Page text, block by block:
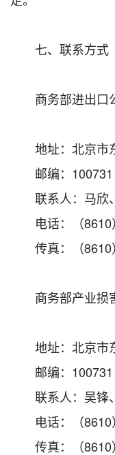
七、联系方式
商务部进出口
地址：北京市
邮编：100731
联系人：马欣
电话：（8610
传真：（8610
商务部产业损
地址：北京市
邮编：100731
联系人：吴锋
电话：（8610
传真：（8610